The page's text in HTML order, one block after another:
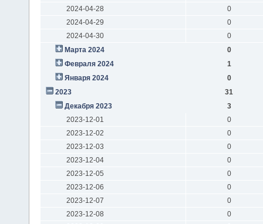
2024-04-28
0
2024-04-29
0
2024-04-30
0
Марта 2024
0
Февраля 2024
1
Января 2024
0
2023
31
Декабря 2023
3
2023-12-01
0
2023-12-02
0
2023-12-03
0
2023-12-04
0
2023-12-05
0
2023-12-06
0
2023-12-07
0
2023-12-08
0